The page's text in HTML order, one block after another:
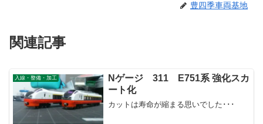
豊四季車両基地
関連記事
入線・整備・加工
Nゲージ 311 E751系 強化スカ
ート化
カットは寿命が縮まる思いでした･･･